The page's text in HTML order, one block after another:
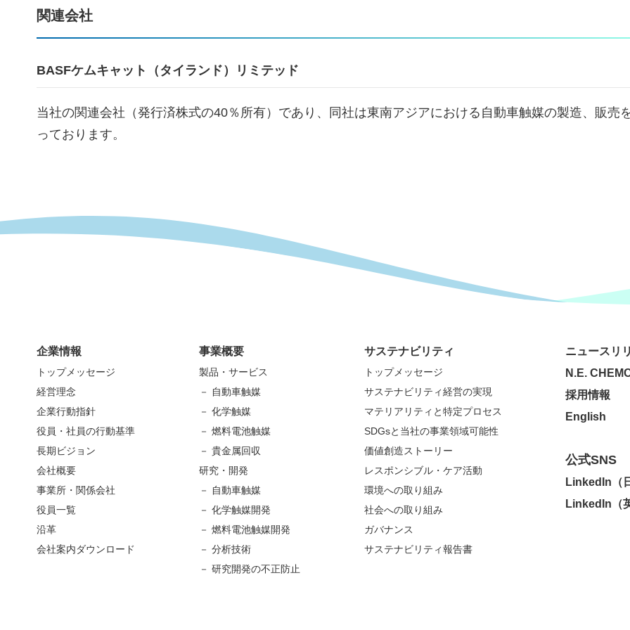
関連会社
BASFケムキャット（タイランド）リミテッド
当社の関連会社（発行済株式の40％所有）であり、同社は東南アジアにおける⾃動⾞触媒の製造、販売
っております。
企業情報
トップメッセージ
経営理念
企業行動指針
役員・社員の行動基準
長期ビジョン
会社概要
事業所・関係会社
役員一覧
沿革
会社案内ダウンロード
事業概要
製品・サービス
－ 自動車触媒
－ 化学触媒
－ 燃料電池触媒
－ 貴金属回収
研究・開発
－ 自動車触媒
－ 化学触媒開発
－ 燃料電池触媒開発
－ 分析技術
－ 研究開発の不正防止
サステナビリティ
トップメッセージ
サステナビリティ経営の実現
マテリアリティと特定プロセス
SDGsと当社の事業領域可能性
価値創造ストーリー
レスポンシブル・ケア活動
環境への取り組み
社会への取り組み
ガバナンス
サステナビリティ報告書
ニュースリ
N.E.
採用情報
English
公式SNS
LinkedIn（
LinkedIn（